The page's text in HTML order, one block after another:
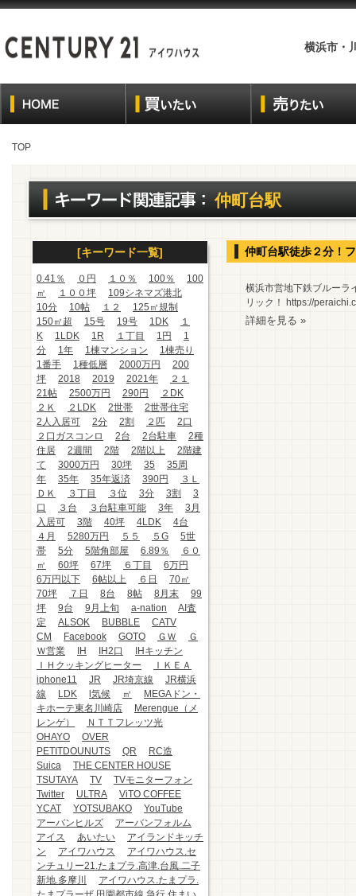
横浜市・
TOP
仲町台駅
[キーワード一覧]
0.41％ ０円 １０％ 100％
100
㎡
１００坪
109シネマズ港北
10分
10帖 １２
125㎡規制
150㎡超
15号 19号 1DK
１
K
1LDK 1R １丁目 1円
1
分
1年 1棟マンション
1棟売り
1番手
1種低層 2000万円
200
坪
2018 2019 2021年
２１
21帖
2500万円 290円
２DK
２Ｋ
２LDK 2世帯
2世帯住宅
2人入居可
2分 2割 ２匹
2口
２口ガスコンロ
2台 2台駐車
2種
住居
2週間 2階 2階以上
2階建
て
3000万円 30坪 35
35周
年
35年 35年返済 390円
３Ｌ
ＤＫ
３丁目 ３位 3分 3割
3
口
３台 ３台駐車可能 3年
3月
入居可
3階 40坪 4LDK
4台
４月
5280万円 ５５ ５G
5世
帯
5分 5階角部屋 6.89％
６０
㎡
60坪 67坪 ６丁目
6万円
6万円以下
6帖以上 ６日
70㎡
70坪
７日 8台 8帖 8月末
99
坪
9台 9月上旬 a-nation
AI査
定
ALSOK BUBBLE
CATV
CM
Facebook GOTO ＧＷ
Ｇ
Ｗ営業
IH IH2口
IHキッチン
ＩＨクッキングヒーター
ＩＫＥＡ
iphone11
JR JR埼京線
JR横浜
線
LDK l気候 ㎡
MEGAドン・
キホーテ東名川崎店
Merengue（メ
レンゲ）
ＮＴＴフレッツ光
OHAYO
OVER
PETITDOUNUTS
QR
RC造
Suica
THE CENTER HOUSE
TSUTAYA
TV
TVモニターフォン
Twitter
ULTRA
ViTO COFFEE
YCAT
YOTSUBAKO
YouTube
アーバンヒルズ
アーバンフォルム
アイス
あいたい
アイランドキッチ
ン
アイワハウス
アイワハウス.セ
ンチュリー21.たまプラ.高津.台風.二子
新地.多摩川
アイワハウス.たまプラ.
仲町台駅徒歩２分！
横浜市営地下鉄ブルーラ
リック！ https://
詳細を見る »